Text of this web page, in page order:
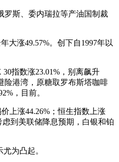
斯、委内瑞拉等产油国制裁
涨49.57%。创下自1997年以
指数涨23.01%，别离飙升
险港湾，原糖取罗布斯塔咖啡
，目前。
上涨44.26%；恒生指数上涨
到美联储降息预期，白银和铂
为凸起。